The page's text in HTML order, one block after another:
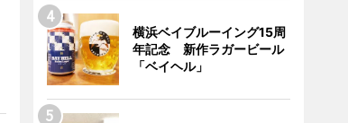
横浜ベイブルーイング15周
年記念 新作ラガービール
「ベイヘル」